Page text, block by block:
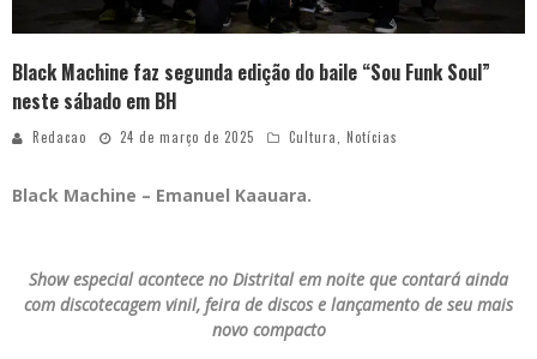
Black Machine faz segunda edição do baile “Sou Funk Soul”
neste sábado em BH
Redacao 24 de março de 2025 Cultura, Notícias
Black Machine – Emanuel Kaauara.
Show especial acontece no Distrital em noite que contará ainda
com discotecagem vinil, feira de discos e lançamento de seu mais
novo compacto